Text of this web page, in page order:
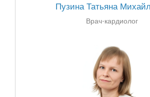
Пузина Татьяна
Врач-кардиолог